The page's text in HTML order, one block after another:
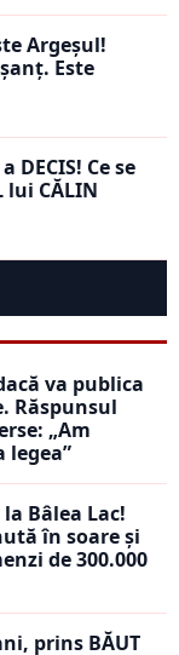
Argeșul!
Este
DECIS! Ce se
lui CĂLIN
va publica
Răspunsul
„Am
legea”
Bâlea Lac!
în soare și
de 300.000
prins BĂUT